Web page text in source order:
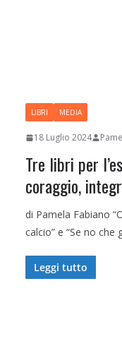
LIBRI MEDIA
18 Luglio 2024
Tre libri per
coraggio,
di Pamela Fabiano
calcio” e “Se no
Leggi tutto